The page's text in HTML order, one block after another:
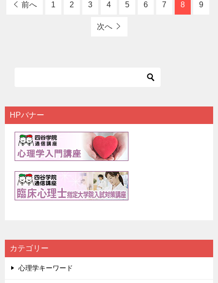
前へ 1 2 3 4 5 6 7 8 9
次へ
HPバナー
カテゴリー
心理学キーワード